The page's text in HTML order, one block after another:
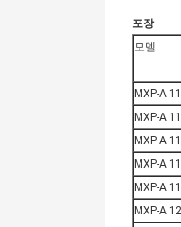
포장
모델
MXP-A
MXP-A
MXP-A
MXP-A
MXP-A
MXP-A